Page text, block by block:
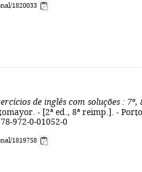
1820033
de inglês com soluções : 7º,
- [2ª ed., 8ª reimp.]. -
972-0-01052-0
1819758